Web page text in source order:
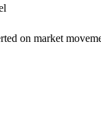
on market